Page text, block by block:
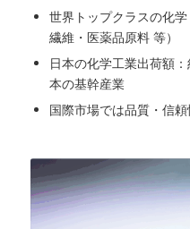
世界トップクラスの化
繊維・医薬品原料 等）
日本の化学工業出荷額
本の基幹産業
国際市場では品質・信